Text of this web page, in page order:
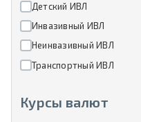
Детский ИВЛ
Инвазивный ИВЛ
Неинвазивный ИВЛ
Транспортный ИВЛ
Курсы валют